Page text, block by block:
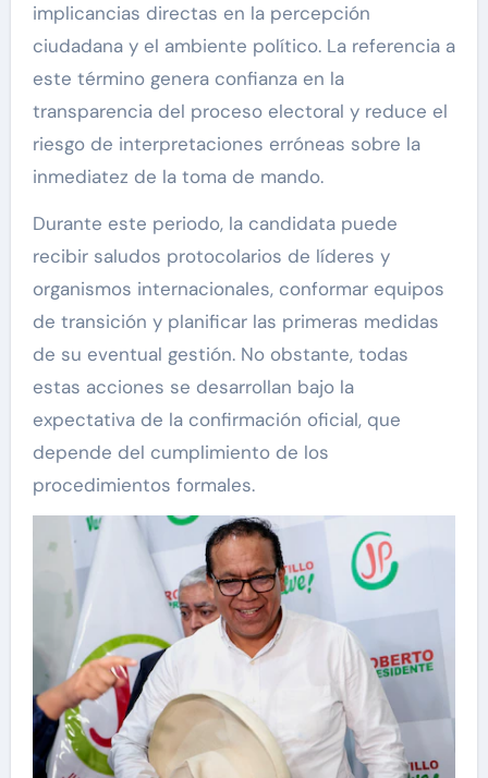
implicancias directas en la percepción
ciudadana y el ambiente político. La referencia a
este término genera confianza en la
transparencia del proceso electoral y reduce el
riesgo de interpretaciones erróneas sobre la
inmediatez de la toma de mando.
Durante este periodo, la candidata puede
recibir saludos protocolarios de líderes y
organismos internacionales, conformar equipos
de transición y planificar las primeras medidas
de su eventual gestión. No obstante, todas
estas acciones se desarrollan bajo la
expectativa de la confirmación oficial, que
depende del cumplimiento de los
procedimientos formales.